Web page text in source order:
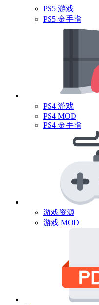
PS5 游戏
PS5 金手指
PS4 游戏
PS4 MOD
PS4 金手指
游戏资源
游戏 MOD